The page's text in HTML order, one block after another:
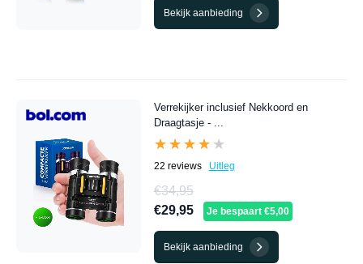
Bekijk aanbieding
Verrekijker inclusief Nekkoord en
Draagtasje - ...
★★★★★
★★★★★
22 reviews Uitleg
€34,95
€29,95
Je bespaart €5,00
Bekijk aanbieding